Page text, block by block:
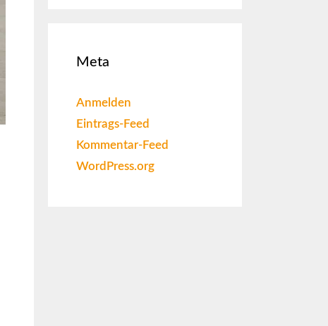
Meta
Anmelden
Eintrags-Feed
Kommentar-Feed
WordPress.org